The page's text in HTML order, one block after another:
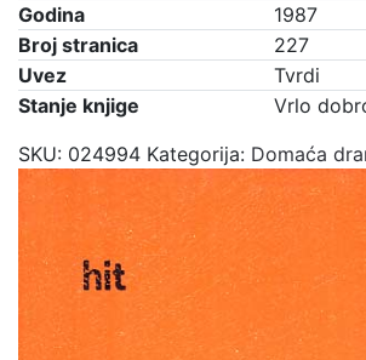
Godina
1987
Broj stranica
227
Uvez
Tvrdi
Stanje knjige
Vrlo
SKU: 024994 Kategorija: Domaća